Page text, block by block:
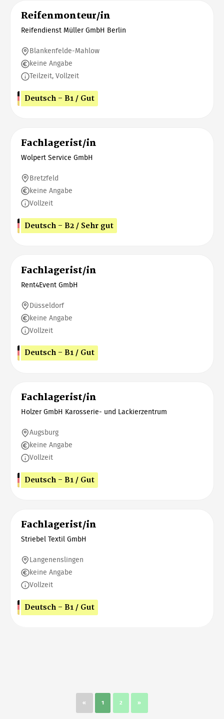
Reifenmonteur/in
Reifendienst Müller GmbH Berlin
Blankenfelde-Mahlow
keine Angabe
Teilzeit, Vollzeit
Deutsch - B1 / Gut
Fachlagerist/in
Wolpert Service GmbH
Bretzfeld
keine Angabe
Vollzeit
Deutsch - B2 / Sehr gut
Fachlagerist/in
Rent4Event GmbH
Düsseldorf
keine Angabe
Vollzeit
Deutsch - B1 / Gut
Fachlagerist/in
Holzer GmbH Karosserie- und Lackierzentrum
Augsburg
keine Angabe
Vollzeit
Deutsch - B1 / Gut
Fachlagerist/in
Striebel Textil GmbH
Langenenslingen
keine Angabe
Vollzeit
Deutsch - B1 / Gut
« 1 2 »